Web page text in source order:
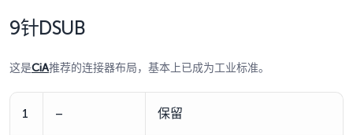
9针DSUB
这是CiA推荐的连接器布局，基本上已成为工业标准。
1 – 保留